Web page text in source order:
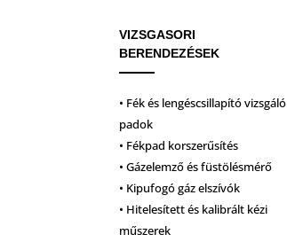
VIZSGASORI
BERENDEZÉSEK
• Fék és lengéscsillapító vizsgáló
padok
• Fékpad korszerűsítés
• Gázelemző és füstölésmérő
• Kipufogó gáz elszívók
• Hitelesített és kalibrált kézi
műszerek